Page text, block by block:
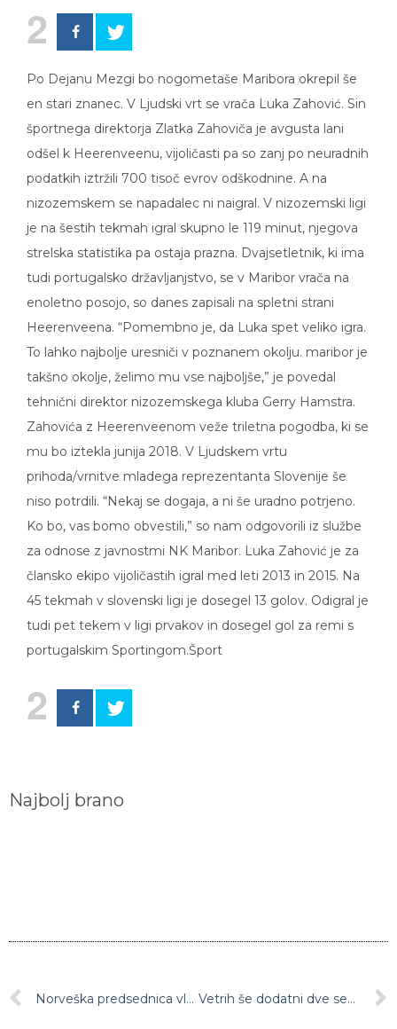
2
Po Dejanu Mezgi bo nogometaše Maribora okrepil še
en stari znanec. V Ljudski vrt se vrača Luka Zahović. Sin
športnega direktorja Zlatka Zahoviča je avgusta lani
odšel k Heerenveenu, vijoličasti pa so zanj po neuradnih
podatkih iztržili 700 tisoč evrov odškodnine. A na
nizozemskem se napadalec ni naigral. V nizozemski ligi
je na šestih tekmah igral skupno le 119 minut, njegova
strelska statistika pa ostaja prazna. Dvajsetletnik, ki ima
tudi portugalsko državljanjstvo, se v Maribor vrača na
enoletno posojo, so danes zapisali na spletni strani
Heerenveena. “Pomembno je, da Luka spet veliko igra.
To lahko najbolje uresniči v poznanem okolju. maribor je
takšno okolje, želimo mu vse najboljše,” je povedal
tehnični direktor nizozemskega kluba Gerry Hamstra.
Zahovića z Heerenveenom veže triletna pogodba, ki se
mu bo iztekla junija 2018. V Ljudskem vrtu
prihoda/vrnitve mladega reprezentanta Slovenije še
niso potrdili. “Nekaj se dogaja, a ni še uradno potrjeno.
Ko bo, vas bomo obvestili,” so nam odgovorili iz službe
za odnose z javnostmi NK Maribor. Luka Zahović je za
člansko ekipo vijoličastih igral med leti 2013 in 2015. Na
45 tekmah v slovenski ligi je dosegel 13 golov. Odigral je
tudi pet tekem v ligi prvakov in dosegel gol za remi s
portugalskim Sportingom.Šport
2
Najbolj brano
Norveška predsednica vlade po Bratislavi lovila pokemone Vetrih še dodatni dve sezoni v rumenem